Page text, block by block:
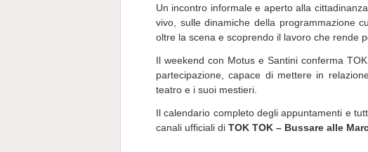
Un incontro informale e aperto alla
vivo, sulle dinamiche della programmazione
oltre la scena e scoprendo il lavoro che rende
Il weekend con Motus e Santini conferma
partecipazione, capace di mettere in
teatro e i suoi mestieri.
Il calendario completo degli appuntamenti e
canali ufficiali di TOK TOK – Bussare alle